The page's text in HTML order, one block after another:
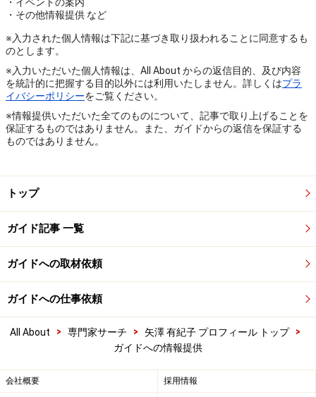
・その他情報提供 など
※入力された個人情報は下記に基づき取り扱われることに同意するも
のとします。
※入力いただいた個人情報は、All About からの返信目的、及び内容
を統計的に把握する目的以外には利用いたしません。詳しくはプラ
イバシーポリシーをご覧ください。
※情報提供いただいた全てのものについて、記事で取り上げることを
保証するものではありません。また、ガイドからの返信を保証する
ものではありません。
トップ
ガイド記事 一覧
ガイドへの取材依頼
ガイドへの仕事依頼
All About > 専門家サーチ > 矢澤 有紀子 プロフィール トップ
>
ガイドへの情報提供
会社概要 採用情報